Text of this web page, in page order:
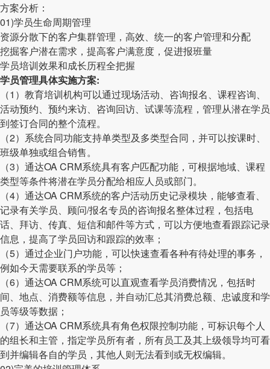
方案分析：
01)学员生命周期管理
资源分散下的客户集群管理，高效、统一的客户管理和分配
挖掘客户潜在需求，提高客户满意度，促进报班量
学员培训效果和成长历程全把握
学员管理具体实施方案:
（1）教育培训机构可以通过现场活动、咨询报名、课程咨询、
活动预约、预约来访、咨询回访、试课等流程，管理从潜在学员
到签订合同的整个流程。
（2）系统合同功能支持单类型及多类型合同，并可以按课时、
班级单独或组合销售。
（3）通达OA CRM系统具有客户匹配功能，可根据地域、课程
类型等条件将潜在学员分配给相应人员或部门。
（4）通达OA CRM系统的客户活动历史记录模块，能够查看、
记录有关学员、顾问/报名专员的咨询报名整体过程，包括电
话、拜访、传真、短信和邮件等方式，可以方便地查看跟踪记录
信息，提高了学员回访和跟踪的效率；
（5）通过企业门户功能，可以快速查看各种有待处理的事务，
例如今天需要联系的学员等；
（6）通达OA CRM系统可以直观查看学员消费情况，包括时
间、地点、消费额等信息，并自动汇总其消费总额、忠诚度和学
员等级等数据；
（7）通达OA CRM系统具有角色权限控制功能，可标识每个人
的组长和主管，指定学员所有者，所有员工及其上级领导均可看
到并编辑各自的学员，其他人则无法看到或无权编辑。